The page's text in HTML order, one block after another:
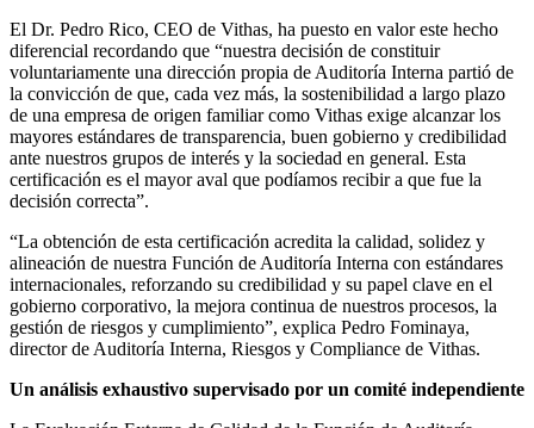
El Dr. Pedro Rico, CEO de Vithas, ha puesto en valor este hecho
diferencial recordando que “nuestra decisión de constituir
voluntariamente una dirección propia de Auditoría Interna partió de
la convicción de que, cada vez más, la sostenibilidad a largo plazo
de una empresa de origen familiar como Vithas exige alcanzar los
mayores estándares de transparencia, buen gobierno y credibilidad
ante nuestros grupos de interés y la sociedad en general. Esta
certificación es el mayor aval que podíamos recibir a que fue la
decisión correcta”.
“La obtención de esta certificación acredita la calidad, solidez y
alineación de nuestra Función de Auditoría Interna con estándares
internacionales, reforzando su credibilidad y su papel clave en el
gobierno corporativo, la mejora continua de nuestros procesos, la
gestión de riesgos y cumplimiento”, explica Pedro Fominaya,
director de Auditoría Interna, Riesgos y Compliance de Vithas.
Un análisis exhaustivo supervisado por un comité independiente